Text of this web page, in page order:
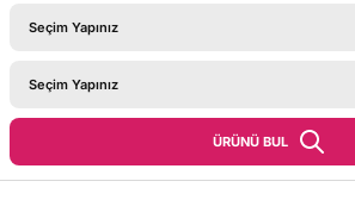
ÜRÜNÜ BUL